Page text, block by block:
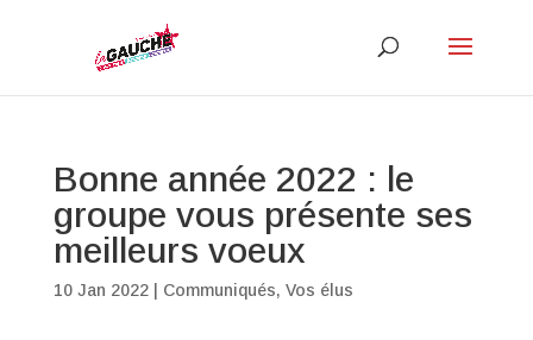
Bonne année 2022 : le
groupe vous présente ses
meilleurs voeux
10 Jan 2022| Communiqués, Vos élus